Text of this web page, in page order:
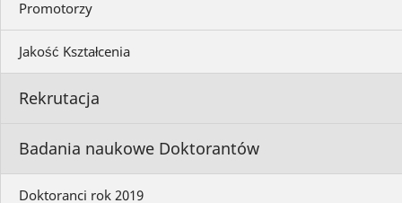
Promotorzy
Jakość Kształcenia
Rekrutacja
Badania naukowe Doktorantów
Doktoranci rok 2019